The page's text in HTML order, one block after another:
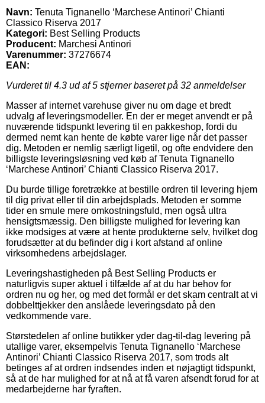
Navn: Tenuta Tignanello ‘Marchese Antinori’ Chianti
Classico Riserva 2017
Kategori: Best Selling Products
Producent: Marchesi Antinori
Varenummer: 37276674
EAN:
Vurderet til 4.3 ud af 5 stjerner baseret på 32 anmeldelser
Masser af internet varehuse giver nu om dage et bredt
udvalg af leveringsmodeller. En der er meget anvendt er på
nuværende tidspunkt levering til en pakkeshop, fordi du
dermed nemt kan hente de købte varer lige når det passer
dig. Metoden er nemlig særligt ligetil, og ofte endvidere den
billigste leveringsløsning ved køb af Tenuta Tignanello
‘Marchese Antinori’ Chianti Classico Riserva 2017.
Du burde tillige foretrække at bestille ordren til levering hjem
til dig privat eller til din arbejdsplads. Metoden er somme
tider en smule mere omkostningsfuld, men også ultra
hensigtsmæssig. Den billigste mulighed for levering kan
ikke modsiges at være at hente produkterne selv, hvilket dog
forudsætter at du befinder dig i kort afstand af online
virksomhedens arbejdslager.
Leveringshastigheden på Best Selling Products er
naturligvis super aktuel i tilfælde af at du har behov for
ordren nu og her, og med det formål er det skam centralt at vi
dobbelttjekker den anslåede leveringsdato på den
vedkommende vare.
Størstedelen af online butikker yder dag-til-dag levering på
utallige varer, eksempelvis Tenuta Tignanello ‘Marchese
Antinori’ Chianti Classico Riserva 2017, som trods alt
betinges af at ordren indsendes inden et nøjagtigt tidspunkt,
så at de har mulighed for at nå at få varen afsendt forud for at
medarbejderne har fyraften.